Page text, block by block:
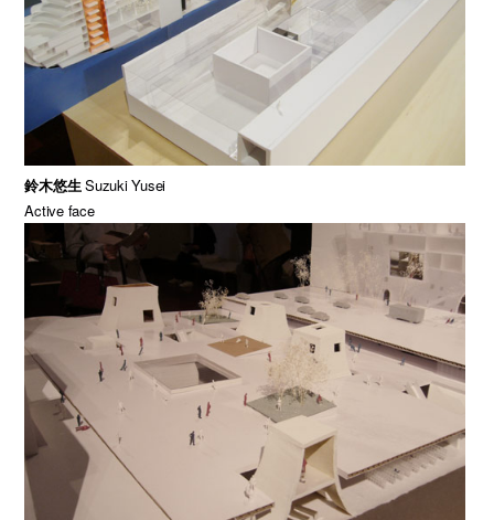
鈴木悠生Suzuki Yusei
Active face